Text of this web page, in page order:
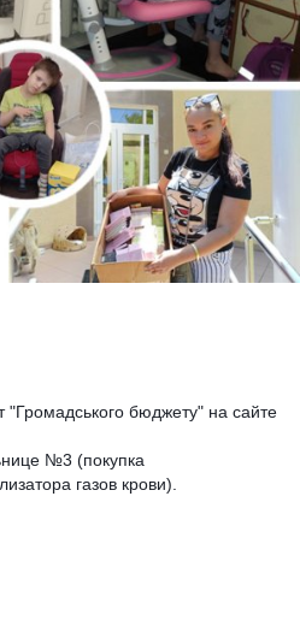
"Громадського бюджету" на сайте
№3 (покупка
газов крови).